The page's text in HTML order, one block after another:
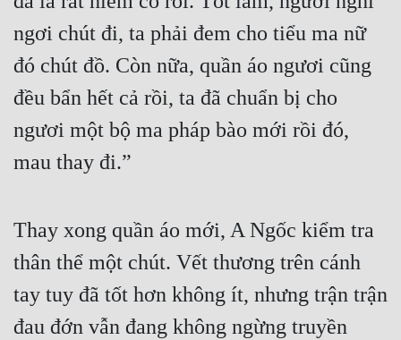
ngơi chút đi, ta phải đem cho tiểu ma nữ
đó chút đồ. Còn nữa, quần áo ngươi cũng
đều bẩn hết cả rồi, ta đã chuẩn bị cho
ngươi một bộ ma pháp bào mới rồi đó,
mau thay đi.”
Thay xong quần áo mới, A Ngốc kiểm tra
thân thể một chút. Vết thương trên cánh
tay tuy đã tốt hơn không ít, nhưng trận trận
đau đớn vẫn đang không ngừng truyền